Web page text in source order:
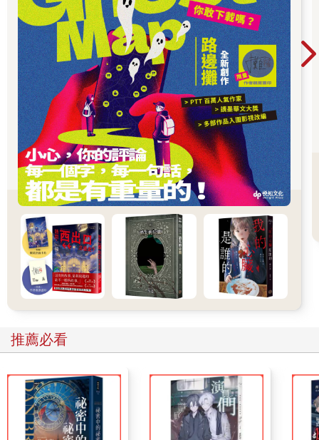
門宇宙中認為「身中諸內境，三萬六千神」，亦即所有身上的部
位都有內建的神祇，而這些身神又可以與天神相對應，因此在當
年的上清派就有大量修煉身神的法門喔，由於體系太龐大，這邊
先稍微知道一下就好。回到召喚身神，這裡要召喚的是哪位身神
呢？
「腦神」與「髮神」。腦神精根字泥丸，在此以泥丸稱之；髮神
名玄文華，在此則以玄華稱之。
（按：泥丸神在上清體系中有相當特殊的地位，是許多高階修法
的必備前置。而玄是黑色的意思；華則是花的古字，有綻放、吐
露的味道，因此「玄華」其實也是烏溜溜地綻放之意。）
召喚他們要做什麼？接下來的就是祝辭部分：「保精長存」，即
跑掉，盡量做到延長保鮮期嘛，而有了這些血氣精華，頭髮才得
以生長旺盛。
‧左為隱月，右為日根‧
不同的版本中，有左右互換的情形，但這裡的重點不是左右問
題，而是隱月跟日根。對於非上清法的修者而言，這兩個單字會
什麼事啦XD），但在接觸過上清經法的修者眼中，這句話代表的
是咒語本身的修煉脈絡。
在上清經中，有所謂的上真之道七種、太上之道三種、中真之道
六種與下真之道八種，分別象徵了不同的修煉位階，意即你技能
點點滿之後所可以達到的最高成就。譬如在傳說之中，我們祖天
師AKA漢代月野兔所主修的《結璘奔月章》，就是七種上真之道
推薦必看